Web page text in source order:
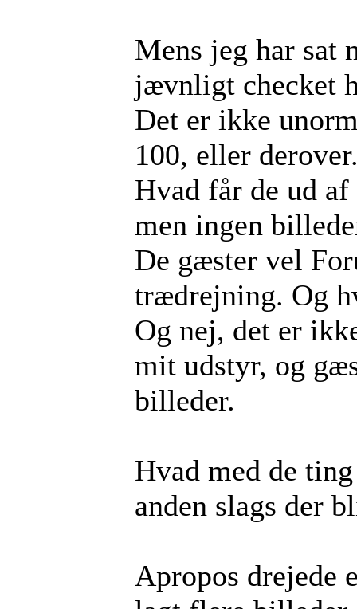
Mens jeg har sat
jævnligt checket
Det er ikke
100, eller
Hvad får de ud af
men ingen
De gæster vel
trædrejning. Og
Og nej, det er
mit udstyr, og
billeder.
Hvad med de
anden slags der
Apropos drejede